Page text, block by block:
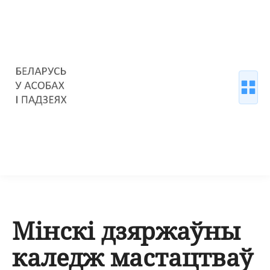
Мінскі дзяржаўны
каледж мастацтваў